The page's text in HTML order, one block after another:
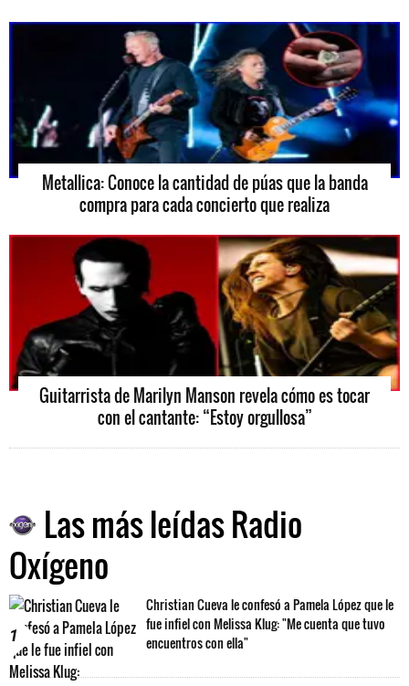
Metallica: Conoce la cantidad de púas que la banda
compra para cada concierto que realiza
Guitarrista de Marilyn Manson revela cómo es tocar
con el cantante: “Estoy orgullosa”
Las más leídas Radio
Oxígeno
1
Christian Cueva le confesó a Pamela López que le
fue infiel con Melissa Klug: "Me cuenta que tuvo
encuentros con ella"